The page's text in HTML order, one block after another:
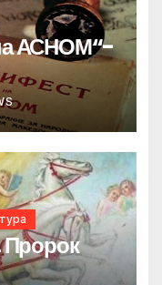
АСНОМ“-
Пророк